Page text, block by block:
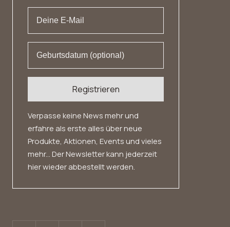
Datenschutz
Registrieren
Verpasse keine News mehr und
erfahre als erste alles über neue
Produkte, Aktionen, Events und vieles
mehr... Der Newsletter kann jederzeit
hier wieder abbestellt werden.